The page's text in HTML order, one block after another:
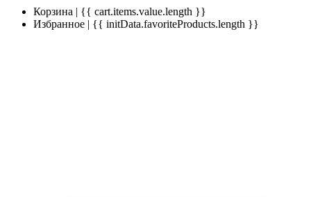
Корзина | {{ cart.items.value.length }}
Избранное | {{ initData.favoriteProducts.length }}